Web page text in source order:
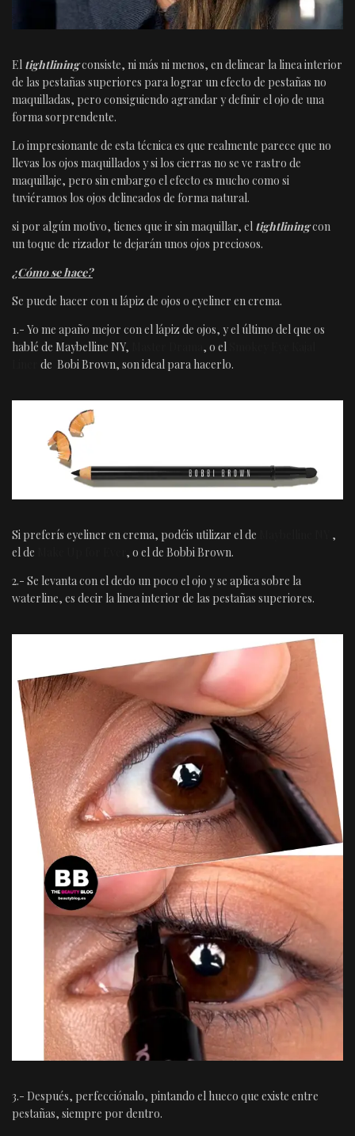
El tightliningconsiste, ni más ni menos, en delinear la linea interior
de las pestañas superiores para lograr un efecto de pestañas no
maquilladas, pero consiguiendo agrandar y definir el ojo de una
forma sorprendente.
Lo impresionante de esta técnica es que realmente parece que no
llevas los ojos maquillados y si los cierras no se ve rastro de
maquillaje, pero sin embargo el efecto es mucho como si
tuviéramos los ojos delineados de forma natural.
si por algún motivo, tienes que ir sin maquillar, el tightliningcon
un toque de rizador te dejarán unos ojos preciosos.
¿Cómo se hace?
Se puede hacer con u lápiz de ojos o eyeliner en crema.
1.- Yo me apaño mejor con el lápiz de ojos, y el último del que os
hablé de Maybelline NY,
, o el
de Bobi Brown, son ideal para hacerlo.
Si preferís eyeliner en crema, podéis utilizar el de
,
el de
, o el de Bobbi Brown.
2.- Se levanta con el dedo un poco el ojo y se aplica sobre la
waterline, es decir la linea interior de las pestañas superiores.
3.- Después, perfecciónalo, pintando el hueco que existe entre
pestañas, siempre por dentro.